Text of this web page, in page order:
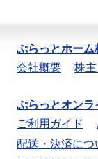
ぷらっとホーム
会社概要
株
ぷらっとオンラ
ご利用ガイド
配送・決済につ